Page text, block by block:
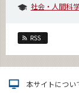
社会・人間科
RSS
本サイトについ